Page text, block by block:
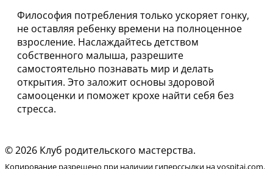
Философия потребления только ускоряет гонку,
не оставляя ребенку времени на полноценное
взросление. Наслаждайтесь детством
собственного малыша, разрешите
самостоятельно познавать мир и делать
открытия. Это заложит основы здоровой
самооценки и поможет крохе найти себя без
стресса.
© 2026 Клуб родительского мастерства.